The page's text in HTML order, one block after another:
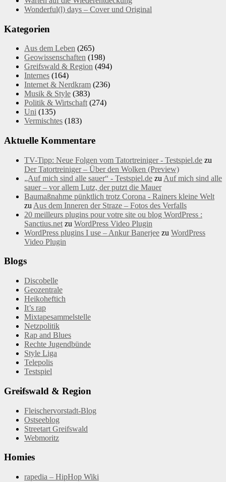
Wonderful(l) days – Cover und Original
Kategorien
Aus dem Leben (265)
Geowissenschaften (198)
Greifswald & Region (494)
Internes (164)
Internet & Nerdkram (236)
Musik & Style (383)
Politik & Wirtschaft (274)
Uni (135)
Vermischtes (183)
Aktuelle Kommentare
TV-Tipp: Neue Folgen vom Tatortreiniger - Testspiel.de zu
Der Tatortreiniger – Über den Wolken (Preview)
„Auf mich sind alle sauer“ - Testspiel.de zu Auf mich sind alle
sauer – vor allem Lutz, der putzt die Mauer
Baumaßnahme pünktlich trotz Corona - Rainers kleine Welt
zu Aus dem Inneren der Straze – Fotos des Verfalls
20 meilleurs plugins pour votre site ou blog WordPress :
Sanctius.net zu WordPress Video Plugin
WordPress plugins I use – Ankur Banerjee zu WordPress
Video Plugin
Blogs
Discobelle
Geozentrale
Heikoheftich
It’s rap
Mixtapesammelstelle
Netzpolitik
Rap and Blues
Rechte Jugendbünde
Style Liga
Telepolis
Testspiel
Greifswald & Region
Fleischervorstadt-Blog
Ostseeblog
Streetart Greifswald
Webmoritz
Homies
rapedia – HipHop Wiki